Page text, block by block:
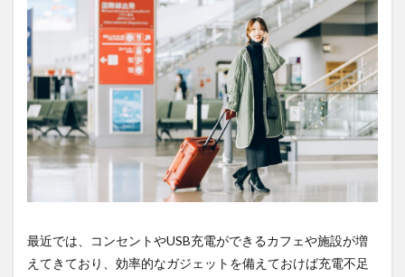
最近では、コンセントやUSB充電ができるカフェや施設が増
えてきており、効率的なガジェットを備えておけば充電不足